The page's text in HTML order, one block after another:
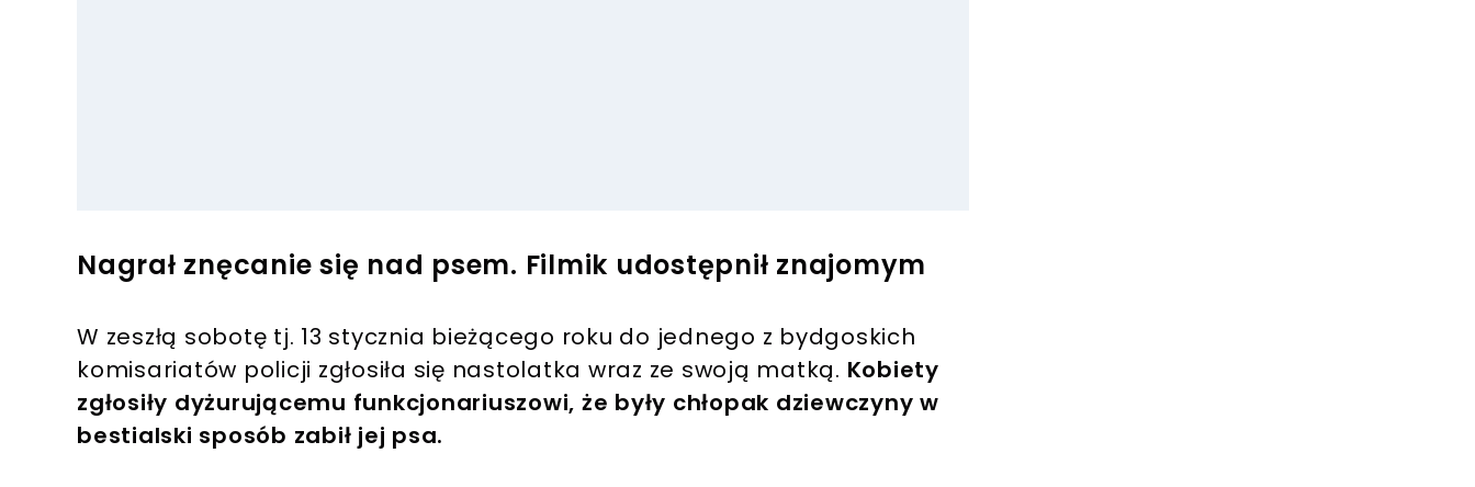
Nagrał znęcanie się nad psem. Filmik udostępnił znajomym
W zeszłą sobotę tj. 13 stycznia bieżącego roku do jednego z bydgoskich
komisariatów policji zgłosiła się nastolatka wraz ze swoją matką. Kobiety
zgłosiły dyżurującemu funkcjonariuszowi, że były chłopak dziewczyny w
bestialski sposób zabił jej psa.